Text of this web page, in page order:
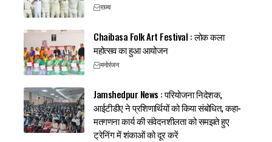
राज्य
Chaibasa Folk Art Festival : लोक कला
महोत्सव का हुआ आयोजन
मनोरंजन
Jamshedpur News : परियोजना निदेशक,
आईटीडीए ने प्रशिणार्थियों को किया संबोधित, कहा-
मतगणना कार्य की संवेदनशीलता को समझते हुए
ट्रेनिंग में शंकाओं को दूर करें